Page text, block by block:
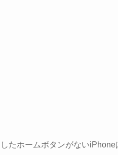
たホームボタンがない